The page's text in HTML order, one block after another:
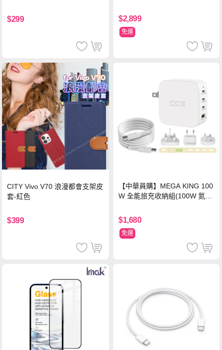
$299 $2,899
免運
CITY Vivo V70 浪漫都會支架皮
套-紅色
$399
【中華員購】MEGA KING 100
W 全能旅充收納組(100W 氮化
萬國轉接器)
$1,680
免運